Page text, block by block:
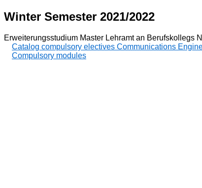
Winter Semester 2021/2022
Erweiterungsstudium Master Lehramt an Berufskollegs
Catalog compulsory electives Communications
Compulsory modules